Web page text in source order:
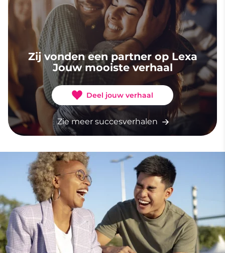
Zij vonden een partner op Lexa
Jouw mooiste verhaal
Deel jouw verhaal
Zie meer succesverhalen